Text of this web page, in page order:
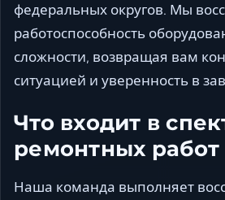
федеральных округов. Мы
работоспособность
сложности, возвращая вам
ситуацией и уверенность в
Что входит в
ремонтных работ
Наша команда выполняет